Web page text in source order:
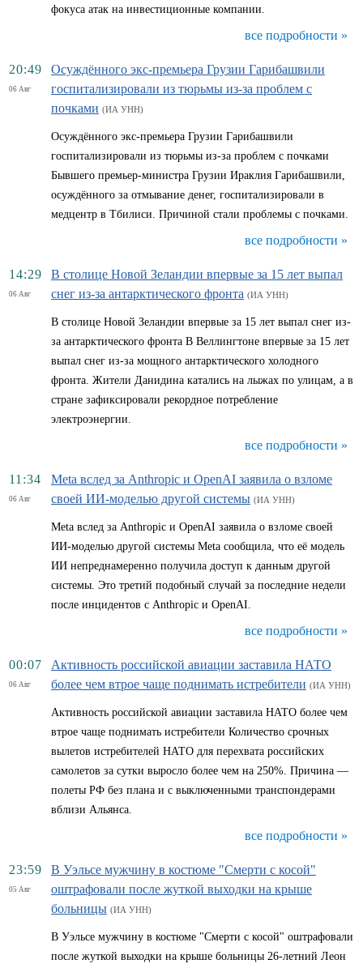
фокуса атак на инвестиционные компании.
все подробности »
20:49
06 Авг
Осуждённого экс-премьера Грузии Гарибашвили
госпитализировали из тюрьмы из-за проблем с
почками (ИА УНН)
Осуждённого экс-премьера Грузии Гарибашвили
госпитализировали из тюрьмы из-за проблем с почками
Бывшего премьер-министра Грузии Ираклия Гарибашвили,
осуждённого за отмывание денег, госпитализировали в
медцентр в Тбилиси. Причиной стали проблемы с почками.
все подробности »
14:29
06 Авг
В столице Новой Зеландии впервые за 15 лет выпал
снег из-за антарктического фронта (ИА УНН)
В столице Новой Зеландии впервые за 15 лет выпал снег из-
за антарктического фронта В Веллингтоне впервые за 15 лет
выпал снег из-за мощного антарктического холодного
фронта. Жители Данидина катались на лыжах по улицам, а в
стране зафиксировали рекордное потребление
электроэнергии.
все подробности »
11:34
06 Авг
Meta вслед за Anthropic и OpenAI заявила о взломе
своей ИИ-моделью другой системы (ИА УНН)
Meta вслед за Anthropic и OpenAI заявила о взломе своей
ИИ-моделью другой системы Meta сообщила, что её модель
ИИ непреднамеренно получила доступ к данным другой
системы. Это третий подобный случай за последние недели
после инцидентов с Anthropic и OpenAI.
все подробности »
00:07
06 Авг
Активность российской авиации заставила НАТО
более чем втрое чаще поднимать истребители (ИА УНН)
Активность российской авиации заставила НАТО более чем
втрое чаще поднимать истребители Количество срочных
вылетов истребителей НАТО для перехвата российских
самолетов за сутки выросло более чем на 250%. Причина —
полеты РФ без плана и с выключенными транспондерами
вблизи Альянса.
все подробности »
23:59
05 Авг
В Уэльсе мужчину в костюме "Смерти с косой"
оштрафовали после жуткой выходки на крыше
больницы (ИА УНН)
В Уэльсе мужчину в костюме "Смерти с косой" оштрафовали
после жуткой выходки на крыше больницы 26-летний Леон